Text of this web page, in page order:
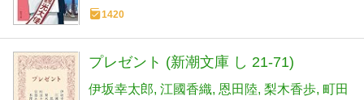
1420
プレゼント (新潮文庫 し 21-71)
伊坂幸太郎 江國香織 恩田陸 梨木香歩 町田